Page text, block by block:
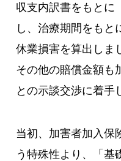
収支内訳書をもとに
し、治療期間をもと
休業損害を算出しま
その他の賠償金額も
との示談交渉に着手
当初、加害者加入保
う特殊性より、「基